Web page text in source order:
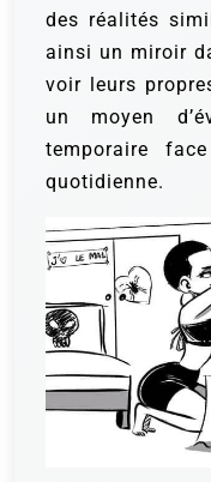
des réalités
ainsi un miroir
voir leurs
un moyen
temporaire
quotidienne.